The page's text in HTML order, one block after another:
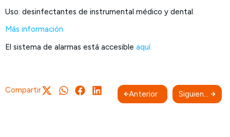
Uso: desinfectantes de instrumental médico y dental.
Más información.
El sistema de alarmas está accesible aquí.
Compartir Anterior Siguiente